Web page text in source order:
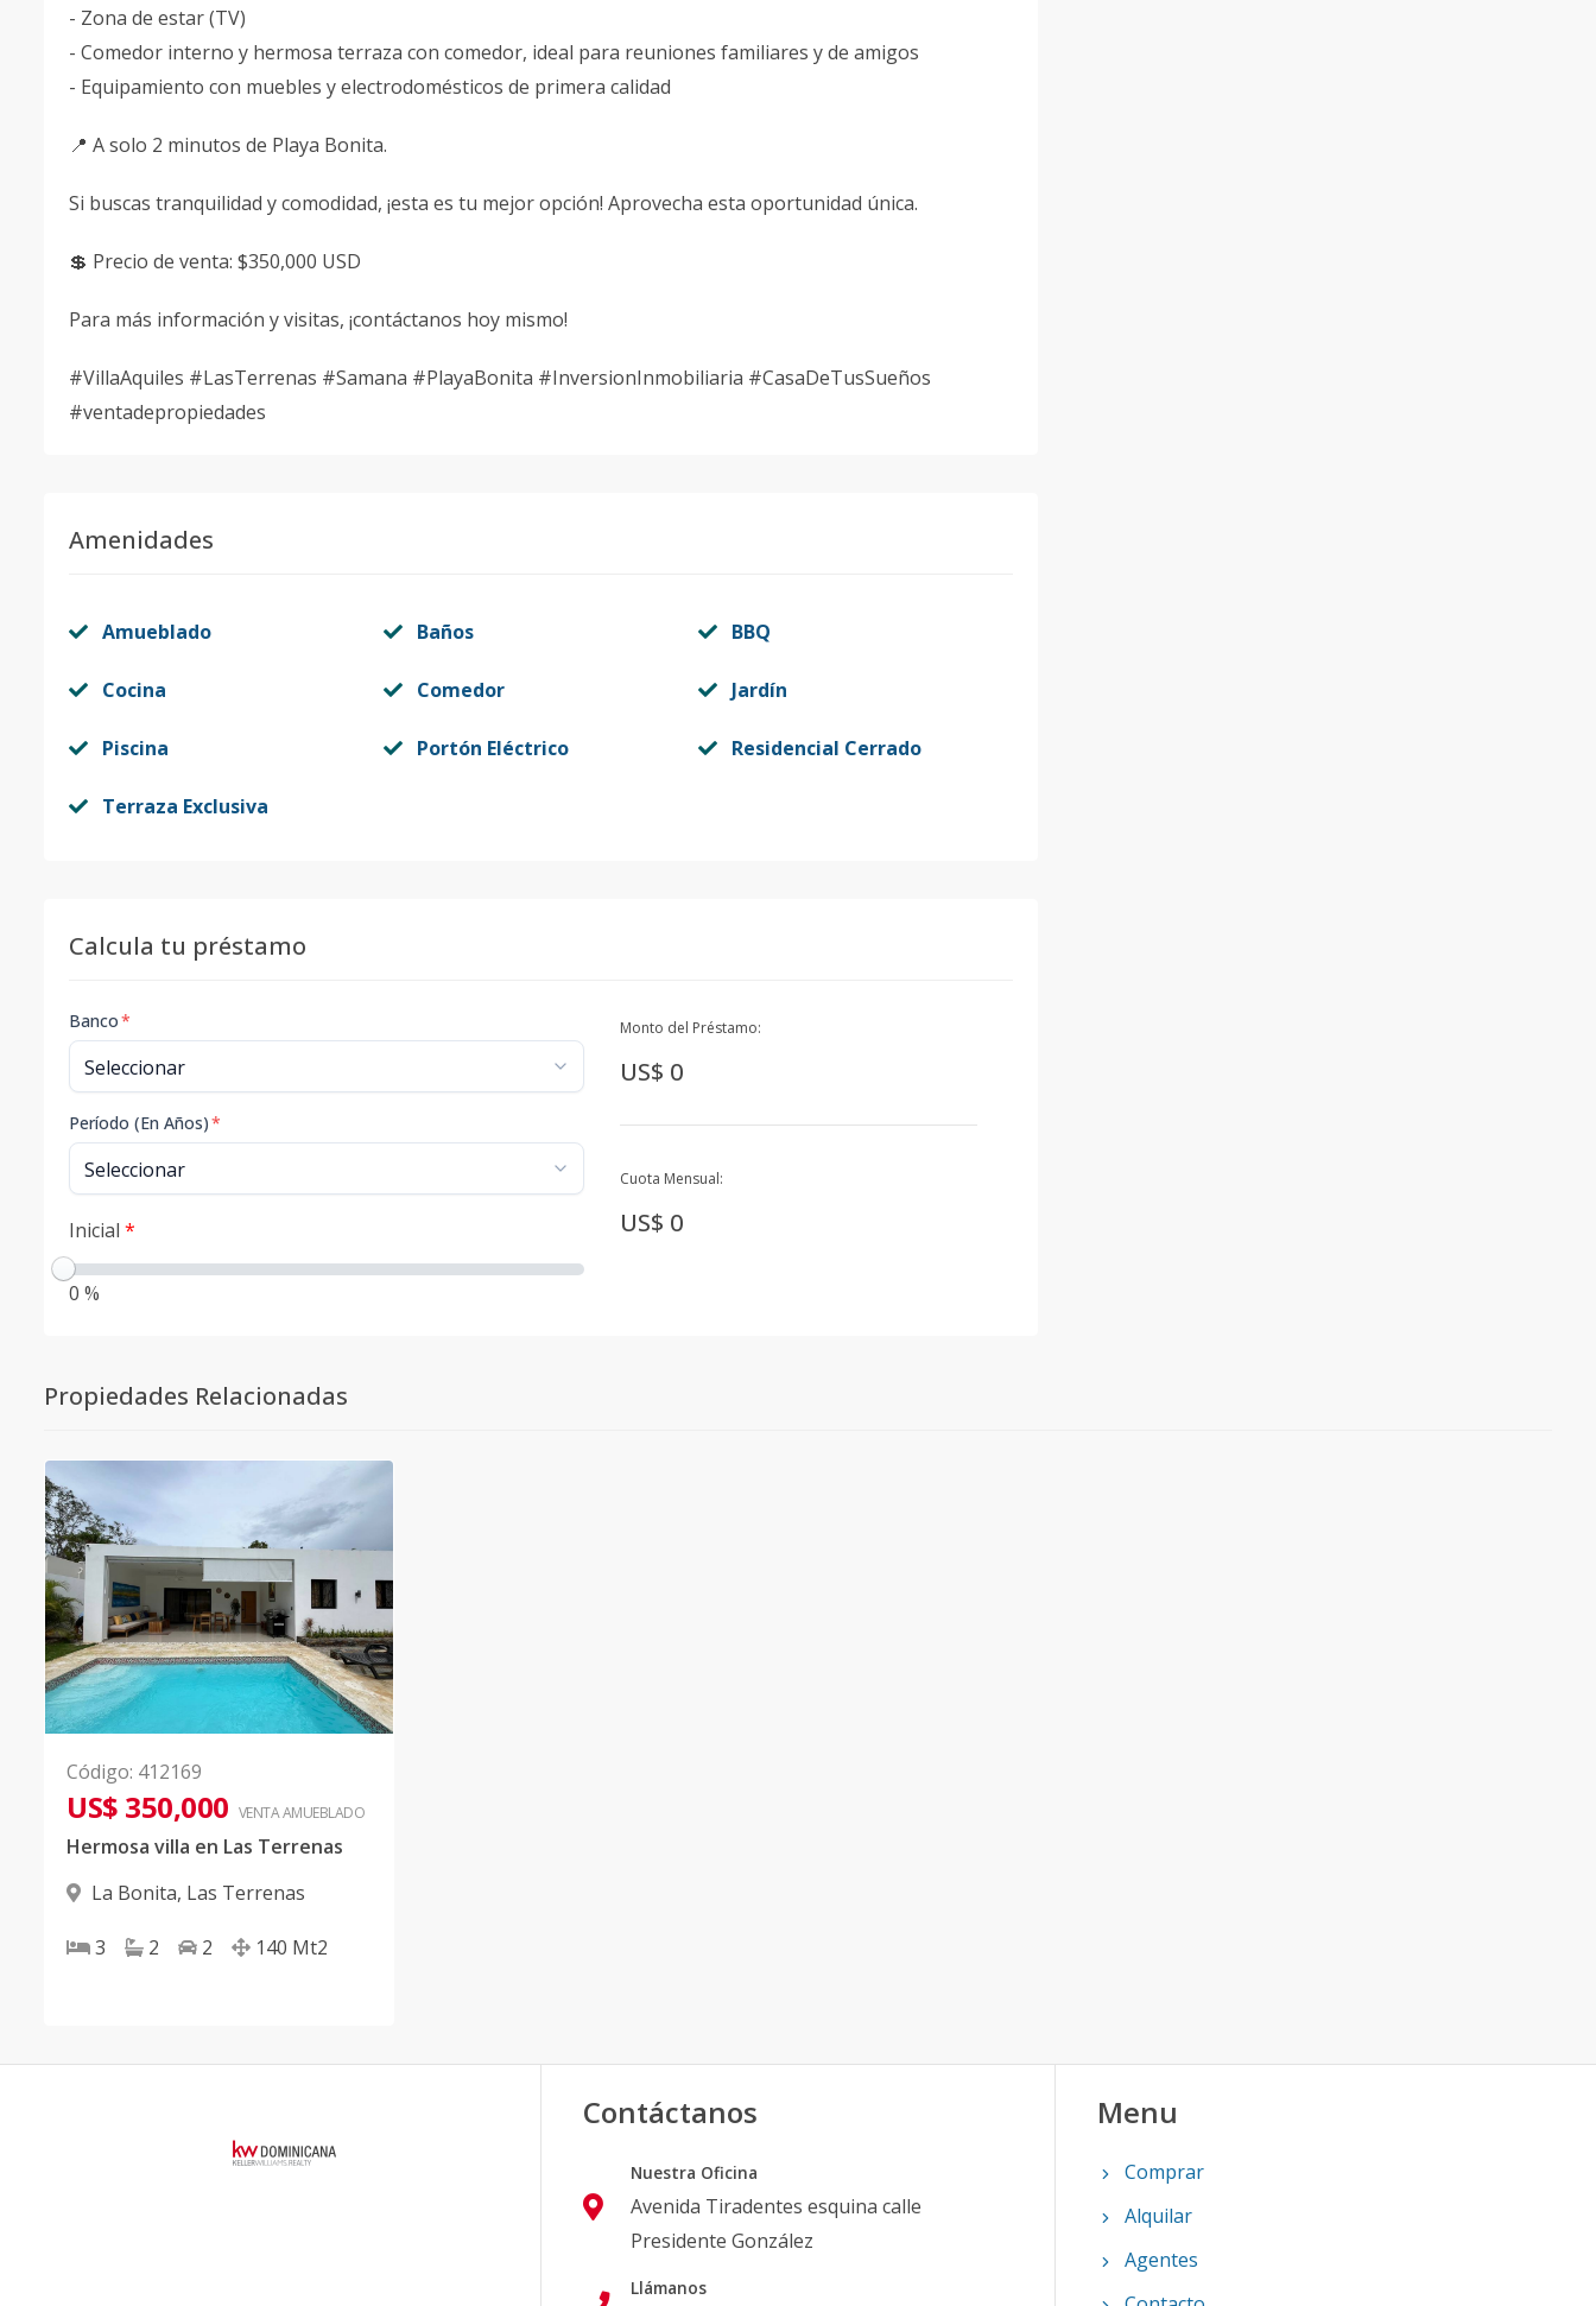
- Zona de estar (TV)
- Comedor interno y hermosa terraza con comedor, ideal para reuniones familiares y de amigos
- Equipamiento con muebles y electrodomésticos de primera calidad
📍 A solo 2 minutos de Playa Bonita.
Si buscas tranquilidad y comodidad, ¡esta es tu mejor opción! Aprovecha esta oportunidad única.
💲 Precio de venta: $350,000 USD
Para más información y visitas, ¡contáctanos hoy mismo!
#VillaAquiles #LasTerrenas #Samana #PlayaBonita #InversionInmobiliaria #CasaDeTusSueños
#ventadepropiedades
Amenidades
Amueblado Baños BBQ
Cocina Comedor Jardín
Piscina Portón Eléctrico Residencial Cerrado
Terraza Exclusiva
Calcula tu préstamo
Banco*
Período (En Años)*
Inicial *
0 %
Monto del Préstamo:
US$ 0
Cuota Mensual:
US$ 0
Propiedades Relacionadas
Código: 412169
US$ 350,000 VENTA AMUEBLADO
Hermosa villa en Las Terrenas
La Bonita, Las Terrenas
3 2 2 140 Mt2
Contáctanos
Nuestra Oficina
Avenida Tiradentes esquina calle
Presidente González
Llámanos
Menu
Comprar
Alquilar
Agentes